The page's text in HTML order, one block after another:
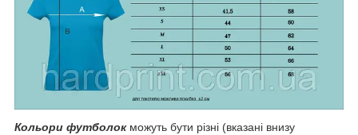
Кольори футболокможуть бути різні (вказані внизу